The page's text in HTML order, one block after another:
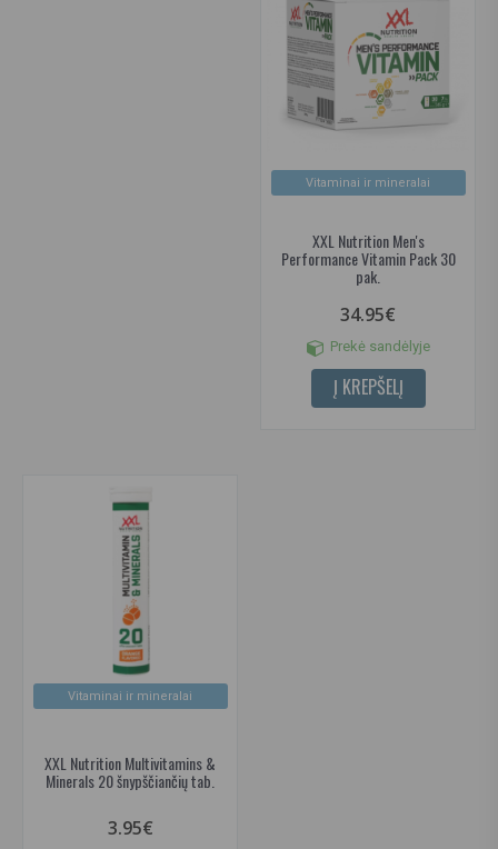
Vitaminai ir mineralai
XXL Nutrition Men's
Performance Vitamin Pack 30
pak.
34.95€
Prekė sandėlyje
Į KREPŠELĮ
Vitaminai ir mineralai
XXL Nutrition Multivitamins &
Minerals 20 šnypščiančių tab.
3.95€